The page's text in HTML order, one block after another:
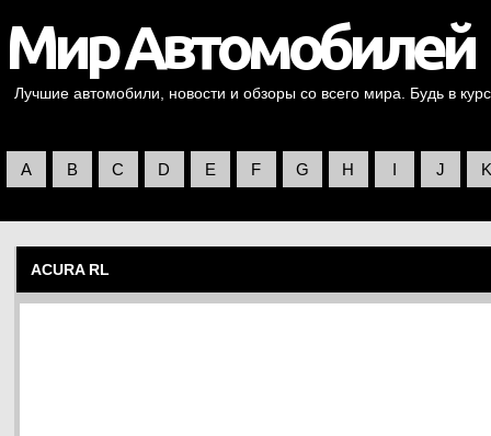
Лучшие автомобили, новости и обзоры со всего мира. Будь в
A B C D E F G H I J K
ACURA RL